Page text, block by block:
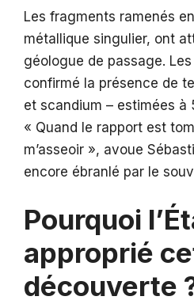
Les fragments ramenés
métallique singulier, ont
géologue de passage.
confirmé la présence de
et scandium – estimées à
« Quand le rapport est
m’asseoir », avoue
encore ébranlé par le
Pourquoi
approprié
découverte